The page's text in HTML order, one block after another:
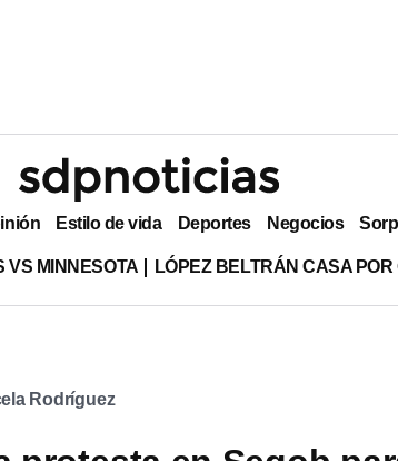
Estilo de vida Deportes Negocios
VS MINNESOTA LÓPEZ BELTRÁN CASA
Rodríguez